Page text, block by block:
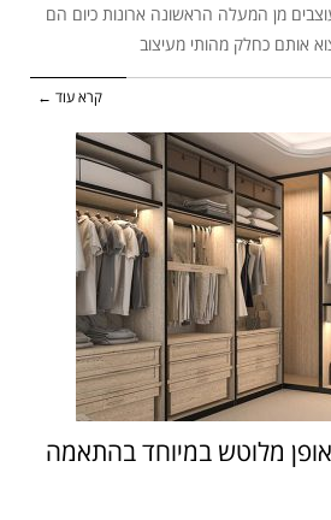
מן המעלה הראשונה ארונות כיום הם
אותם כחלק מהותי מעיצוב
קרא עוד ←
מלוטש במיוחד בהתאמה